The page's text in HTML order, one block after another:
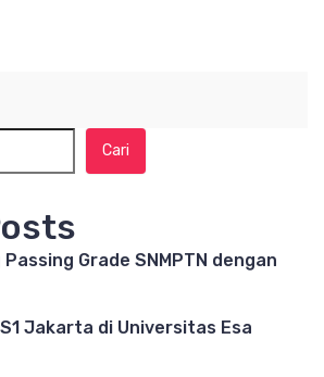
Cari
Grade SNMPTN dengan
Jakarta di Universitas Esa